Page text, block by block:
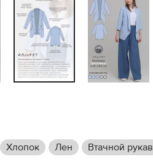
Хлопок Лен Втачной рукав